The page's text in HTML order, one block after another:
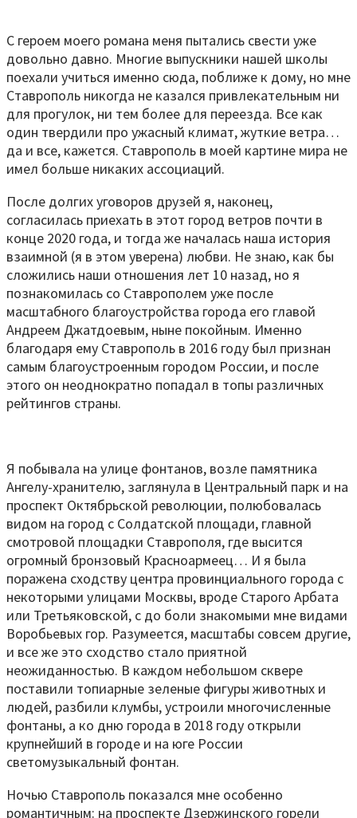
С героем моего романа меня пытались свести уже
довольно давно. Многие выпускники нашей школы
поехали учиться именно сюда, поближе к дому, но мне
Ставрополь никогда не казался привлекательным ни
для прогулок, ни тем более для переезда. Все как
один твердили про ужасный климат, жуткие ветра…
да и все, кажется. Ставрополь в моей картине мира не
имел больше никаких ассоциаций.
После долгих уговоров друзей я, наконец,
согласилась приехать в этот город ветров почти в
конце 2020 года, и тогда же началась наша история
взаимной (я в этом уверена) любви. Не знаю, как бы
сложились наши отношения лет 10 назад, но я
познакомилась со Ставрополем уже после
масштабного благоустройства города его главой
Андреем Джатдоевым, ныне покойным. Именно
благодаря ему Ставрополь в 2016 году был признан
самым благоустроенным городом России, и после
этого он неоднократно попадал в топы различных
рейтингов страны.
Я побывала на улице фонтанов, возле памятника
Ангелу-хранителю, заглянула в Центральный парк и на
проспект Октябрьской революции, полюбовалась
видом на город с Солдатской площади, главной
смотровой площадки Ставрополя, где высится
огромный бронзовый Красноармеец… И я была
поражена сходству центра провинциального города с
некоторыми улицами Москвы, вроде Старого Арбата
или Третьяковской, с до боли знакомыми мне видами
Воробьевых гор. Разумеется, масштабы совсем другие,
и все же это сходство стало приятной
неожиданностью. В каждом небольшом сквере
поставили топиарные зеленые фигуры животных и
людей, разбили клумбы, устроили многочисленные
фонтаны, а ко дню города в 2018 году открыли
крупнейший в городе и на юге России
светомузыкальный фонтан.
Ночью Ставрополь показался мне особенно
романтичным: на проспекте Дзержинского горели